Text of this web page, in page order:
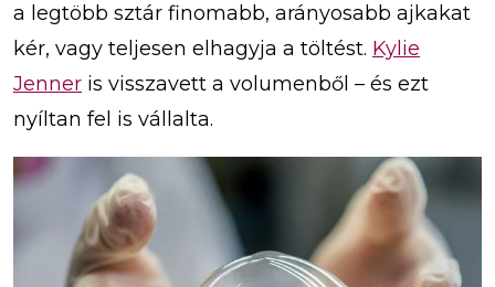
a legtöbb sztár finomabb, arányosabb ajkakat
kér, vagy teljesen elhagyja a töltést. Kylie
Jenner is visszavett a volumenből – és ezt
nyíltan fel is vállalta.